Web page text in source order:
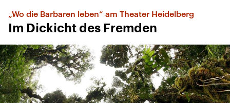
„Wo die Barbaren leben“ am Theater Heidelberg
Im Dickicht des Fremden